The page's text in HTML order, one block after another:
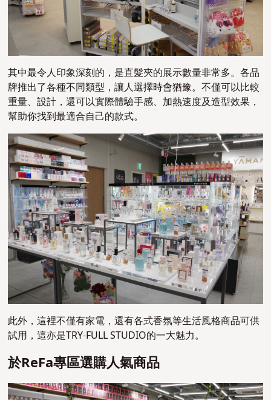
其中最令人印象深刻的，是直髮夾的展示數量非常多。各品
牌推出了各種不同類型，讓人選擇時會猶豫。不僅可以比較
重量、設計，還可以實際體驗手感、加熱速度及造型效果，
幫助你找到最適合自己的款式。
此外，這裡不僅有家電，還有各式香氛等生活風格商品可供
試用，這亦是TRY-FULL STUDIO的一大魅力。
於ReFa專區選購人氣商品